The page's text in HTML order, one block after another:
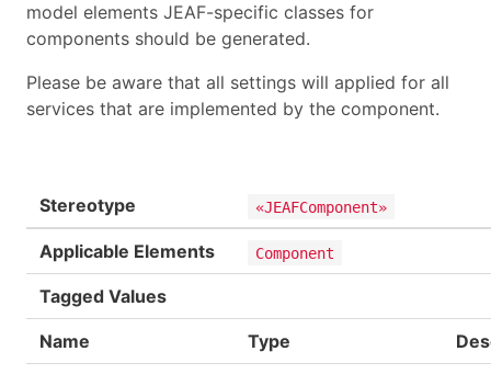
model elements JEAF-specific classes for
components should be generated.
Please be aware that all settings will applied for all
services that are implemented by the component.
Stereotype «JEAFComponent»
Applicable Elements Component
Tagged Values
Name Type